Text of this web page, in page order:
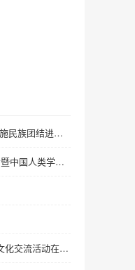
中央统战部、国家民委：深入贯彻实施民族团结进步促进法 进一步增强中华民族凝聚力向心力
2026年广东省民族宗教学会学术年会暨中国人类学民族学研究会城市民族工作研究专业委员会更名会议在深圳召开
《丛林校定清规总要》纂成750周年文化交流活动在浙江金华举行